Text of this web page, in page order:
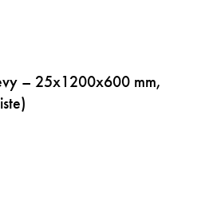
– 25x1200x600 mm,